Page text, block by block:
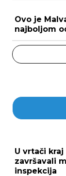
Ovo je
najboljom
U vrtači
završavali
inspekcija